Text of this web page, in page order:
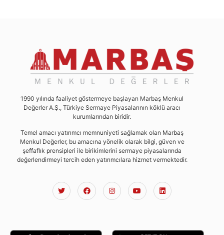
1990 yılında faaliyet göstermeye başlayan Marbaş Menkul
Değerler A.Ş., Türkiye Sermaye Piyasalarının köklü aracı
kurumlarından biridir.
Temel amacı yatırımcı memnuniyeti sağlamak olan Marbaş
Menkul Değerler, bu amacına yönelik olarak bilgi, güven ve
şeffaflık prensipleri ile birikimlerini sermaye piyasalarında
değerlendirmeyi tercih eden yatırımcılara hizmet vermektedir.